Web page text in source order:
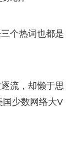
个热词也都是
流，却懒于思
少数网络大V